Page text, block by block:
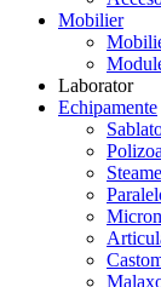
Mobilier
Laborator
Echipamente